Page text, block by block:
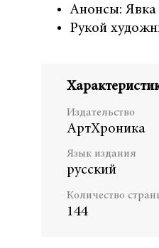
Анонсы: Явка
Рукой
Издательство
АртХроника
Язык издания
русский
Количество
144